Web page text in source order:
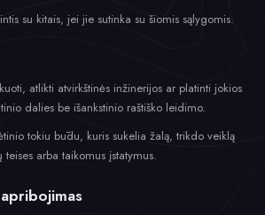
su kitais, jei jie sutinka su šiomis sąlygomis.
atlikti atvirkštinės inžinerijos ar platinti jokios
dalies be išankstinio raštiško leidimo.
tokiu būdu, kuris sukelia žalą, trikdo veiklą
arba taikomus įstatymus.